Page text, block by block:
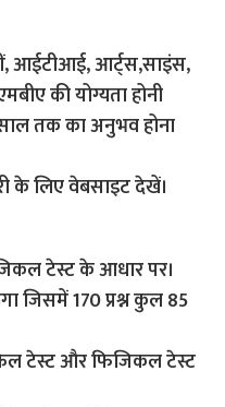
आईटीआई, आर्ट्स,साइंस,
की योग्यता होनी
साल तक का अनुभव होना
के लिए वेबसाइट देखें।
टेस्ट के आधार पर।
जिसमें 170 प्रश्न कुल 85
टेस्ट और फिजिकल टेस्ट